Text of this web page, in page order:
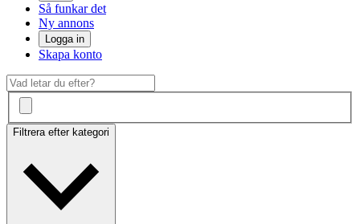
Så funkar det
Ny annons
Logga in
Skapa konto
Filtrera efter kategori